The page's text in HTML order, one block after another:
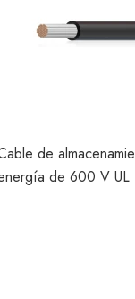
de
de 600 V UL